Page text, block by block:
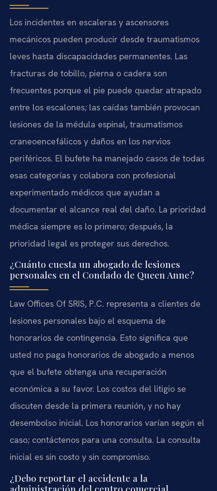
Los incidentes en escaleras y ascensores
mecánicos pueden producir desde traumatismos
leves hasta discapacidades permanentes. Las
fracturas de tobillo, pierna o cadera son
frecuentes porque el pie puede quedar atrapado
entre los escalones; las caídas también provocan
lesiones de la médula espinal, traumatismos
craneoencefálicos y daños en los nervios
periféricos. El bufete ha manejado casos de todas
esas categorías y colabora con profesional
experimentado médicos que ayudan a
documentar el alcance real del daño. La prioridad
médica siempre es lo primero; después, la
prioridad legal es proteger sus derechos.
¿Cuánto cuesta un abogado de lesiones
personales en el Condado de Queen Anne?
Law Offices Of SRIS, P.C. representa a clientes de
lesiones personales bajo el esquema de
honorarios de contingencia. Esto significa que
usted no paga honorarios de abogado a menos
que el bufete obtenga una recuperación
económica a su favor. Los costos del litigio se
discuten desde la primera reunión, y no hay
desembolso inicial. Los honorarios varían según el
caso; contáctenos para una consulta. La consulta
inicial es sin costo y sin compromiso.
¿Debo reportar el accidente a la
administración del centro comercial